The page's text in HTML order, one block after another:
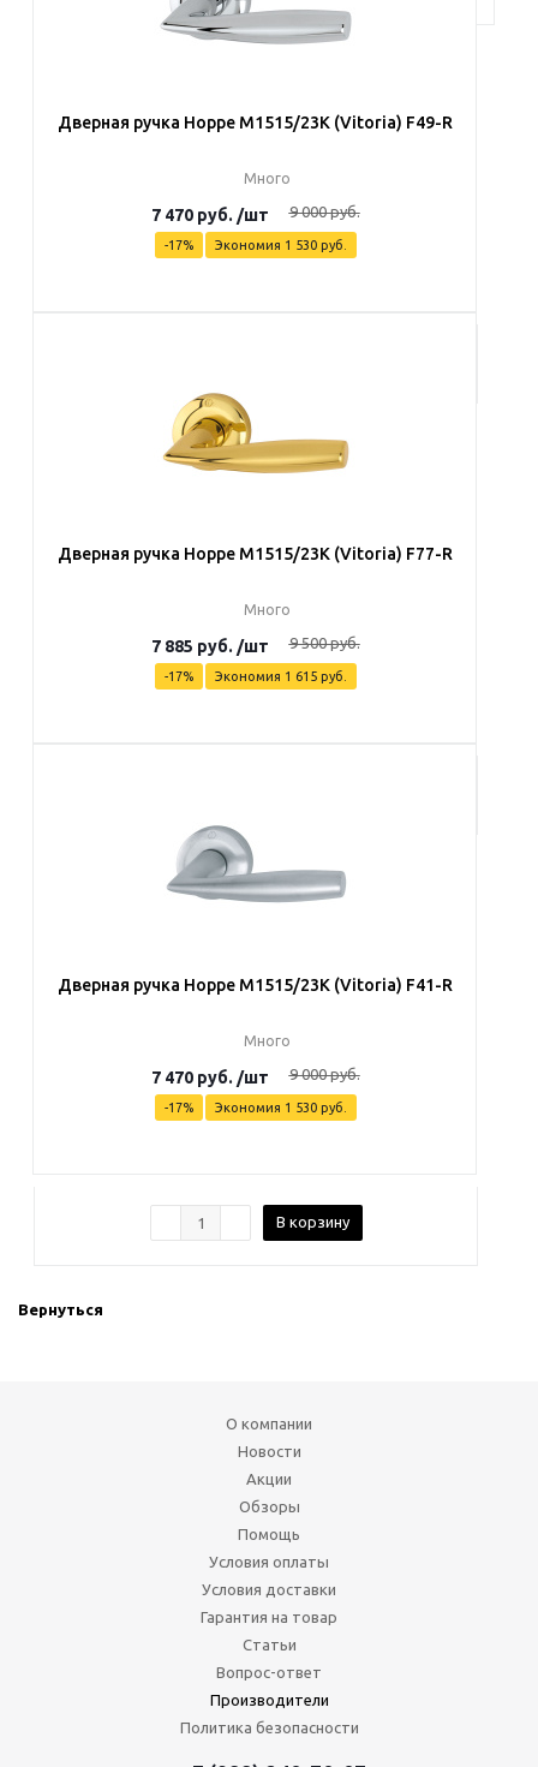
Дверная ручка Hoppe M1515/23K (Vitoria) F49-R
Много
7 470руб. /шт 9 000руб.
-17% Экономия 1 530руб.
Дверная ручка Hoppe M1515/23K (Vitoria) F77-R
Много
7 885 руб. /шт 9 500руб.
-17% Экономия 1 615руб.
Дверная ручка Hoppe M1515/23K (Vitoria) F41-R
Много
7 470руб. /шт 9 000руб.
-17% Экономия 1 530руб.
В корзину
Вернуться
О компании
Новости
Акции
Обзоры
Помощь
Условия оплаты
Условия доставки
Гарантия на товар
Статьи
Вопрос-ответ
Производители
Политика безопасности